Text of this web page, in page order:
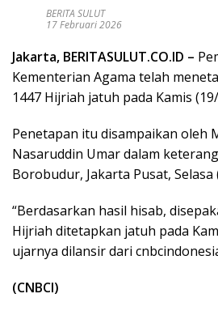
BERITA SULUT
17 Februari 2026
Jakarta, BERITASULUT.CO.ID –
Kementerian Agama telah
1447 Hijriah jatuh pada Kamis
Penetapan itu disampaikan oleh
Nasaruddin Umar dalam
Borobudur, Jakarta Pusat, Selasa
“Berdasarkan hasil hisab,
Hijriah ditetapkan jatuh pada
ujarnya dilansir dari
(CNBCI)